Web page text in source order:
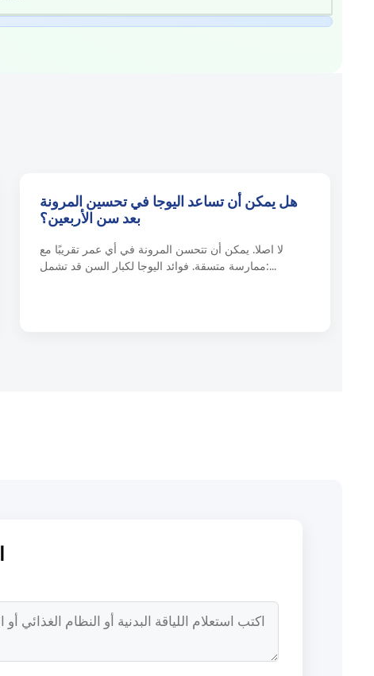
هل يمكن أن تساعد اليوجا في تحسين المرونة
بعد سن الأربعين؟
لا اصلا. يمكن أن تتحسن المرونة في أي عمر تقريبًا مع
ممارسة متسقة. فوائد اليوجا لكبار السن قد تشمل:...